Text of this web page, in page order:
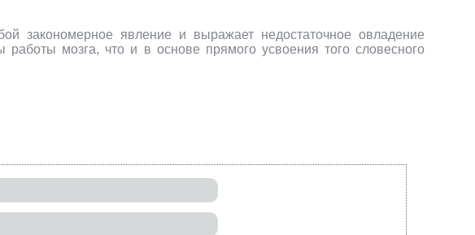
закономерное явление и выражает недостаточное овладение
мозга, что и в основе прямого усвоения того словесного